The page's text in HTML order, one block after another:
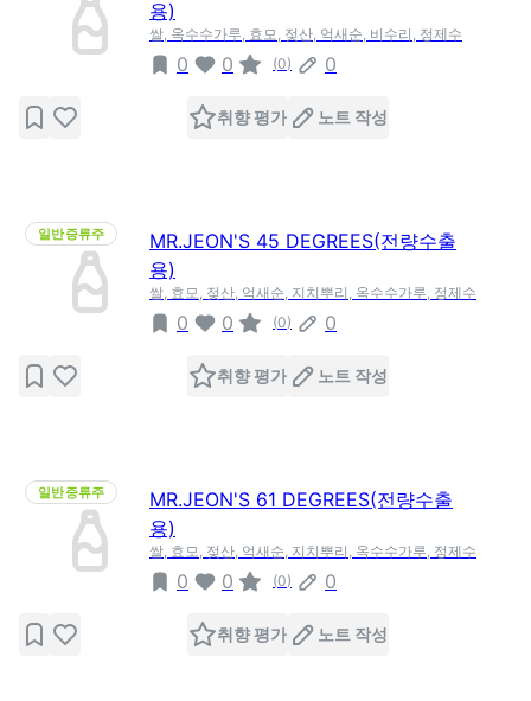
용)
쌀, 옥수수가루, 효모, 젖산, 억새순, 비수리, 정제수
0 0 (0) 0
취향 평가 노트 작성
일반증류주
MR.JEON'S 45 DEGREES(전량수출
용)
쌀, 효모, 젖산, 억새순, 지치뿌리, 옥수수가루, 정제수
0 0 (0) 0
취향 평가 노트 작성
일반증류주
MR.JEON'S 61 DEGREES(전량수출
용)
쌀, 효모, 젖산, 억새순, 지치뿌리, 옥수수가루, 정제수
0 0 (0) 0
취향 평가 노트 작성